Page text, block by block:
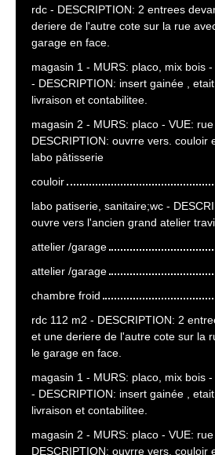
rdc - DESCRIPTION: 2 entrees
deriere de l'autre cote sur la rue
garage en face.
magasin 1 - MURS: placo, mix bois
- DESCRIPTION: insert gainée ,
livraison et contabilitee.
magasin 2 - MURS: placo - VUE: rue
DESCRIPTION: ouvrre vers. couloir
labo pâtisserie
couloir
labo patiserie, sanitaire;wc -
ouvre vers l'ancien grand atelier
attelier /garage
attelier /garage
chambre froid
rdc 112 m2 - DESCRIPTION: 2
et une deriere de l'autre cote sur la
le garage en face.
magasin 1 - MURS: placo, mix bois
- DESCRIPTION: insert gainée ,
livraison et contabilitee.
magasin 2 - MURS: placo - VUE: rue
DESCRIPTION: ouvrre vers. couloir